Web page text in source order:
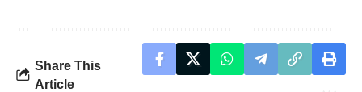
Share This
Article